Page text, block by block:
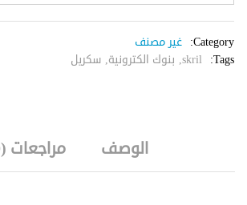
Category:
غير مصنف
Tags:
skril
, بنوك الكترونية, سكريل
الوصف مراجعات (0)